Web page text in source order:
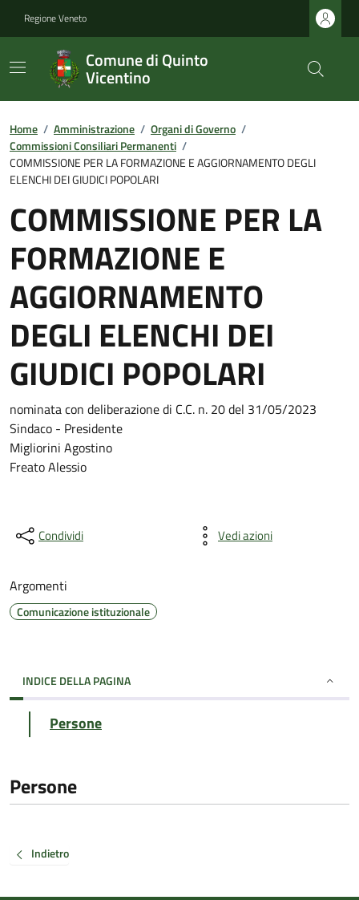
Regione Veneto
Comune di Quinto
Vicentino
Home / Amministrazione / Organi di Governo /
Commissioni Consiliari Permanenti /
COMMISSIONE PER LA FORMAZIONE E AGGIORNAMENTO DEGLI
ELENCHI DEI GIUDICI POPOLARI
COMMISSIONE PER LA
FORMAZIONE E
AGGIORNAMENTO
DEGLI ELENCHI DEI
GIUDICI POPOLARI
nominata con deliberazione di C.C. n. 20 del 31/05/2023
Sindaco - Presidente
Migliorini Agostino
Freato Alessio
Condividi Vedi azioni
Argomenti
Comunicazione istituzionale
INDICE DELLA PAGINA
Persone
Persone
Indietro